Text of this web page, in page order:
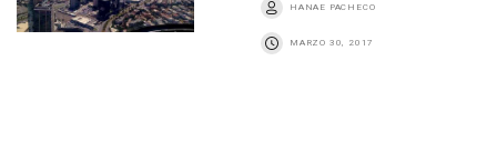
HANAE PACHECO
MARZO 30, 2017